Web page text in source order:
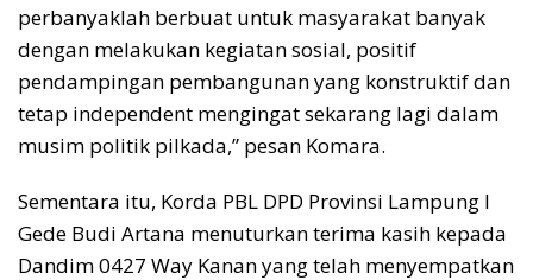
perbanyaklah berbuat untuk masyarakat banyak
dengan melakukan kegiatan sosial, positif
pendampingan pembangunan yang konstruktif dan
tetap independent mengingat sekarang lagi dalam
musim politik pilkada,” pesan Komara.
Sementara itu, Korda PBL DPD Provinsi Lampung I
Gede Budi Artana menuturkan terima kasih kepada
Dandim 0427 Way Kanan yang telah menyempatkan